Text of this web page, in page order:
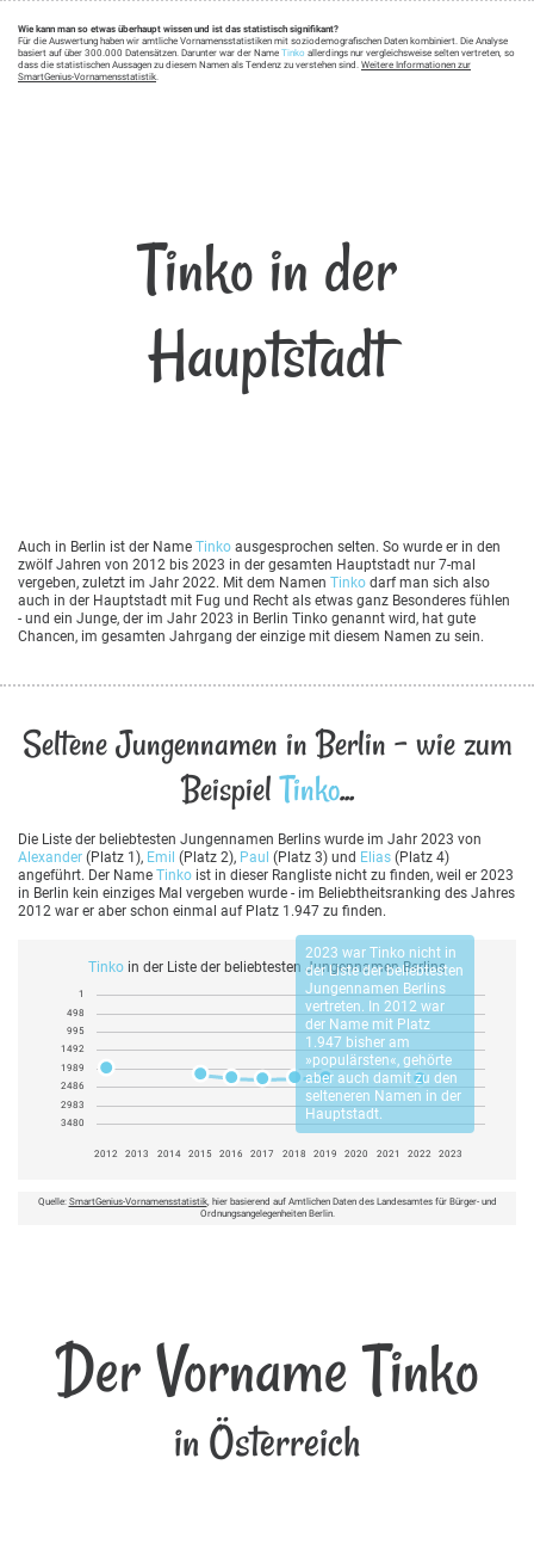
Wie kann man so etwas überhaupt wissen und ist das statistisch signifikant?
Für die Auswertung haben wir amtliche Vornamensstatistiken mit soziodemografischen Daten kombiniert. Die Analyse
basiert auf über 300.000 Datensätzen. Darunter war der Name Tinko allerdings nur vergleichsweise selten vertreten, so
dass die statistischen Aussagen zu diesem Namen als Tendenz zu verstehen sind. Weitere Informationen zur
SmartGenius-Vornamensstatistik.
Tinko in der
Hauptstadt
Auch in Berlin ist der Name Tinko ausgesprochen selten. So wurde er in den
zwölf Jahren von 2012 bis 2023 in der gesamten Hauptstadt nur 7-mal
vergeben, zuletzt im Jahr 2022. Mit dem Namen Tinko darf man sich also
auch in der Hauptstadt mit Fug und Recht als etwas ganz Besonderes fühlen
- und ein Junge, der im Jahr 2023 in Berlin Tinko genannt wird, hat gute
Chancen, im gesamten Jahrgang der einzige mit diesem Namen zu sein.
Seltene Jungennamen in Berlin - wie zum
BeispielTinko...
Die Liste der beliebtesten Jungennamen Berlins wurde im Jahr 2023 von
Alexander (Platz 1), Emil (Platz 2), Paul (Platz 3) und Elias (Platz 4)
angeführt. Der Name Tinko ist in dieser Rangliste nicht zu finden, weil er 2023
in Berlin kein einziges Mal vergeben wurde - im Beliebtheitsranking des Jahres
2012 war er aber schon einmal auf Platz 1.947 zu finden.
Tinko in der Liste der beliebtesten Jungennamen Berlins
2023 war Tinkonicht in
der Liste der beliebtesten
Jungennamen Berlins
vertreten. In 2012 war
der Name mit Platz
1.947 bisher am
»populärsten«, gehörte
aber auch damit zu den
selteneren Namen in der
Hauptstadt.
1
498
995
1492
1989
2486
2983
3480
2012 2013 2014 2015 2016 2017 2018 2019 2020 2021 2022 2023
Quelle: SmartGenius-Vornamensstatistik, hier basierend auf Amtlichen Daten des Landesamtes für Bürger- und
Ordnungsangelegenheiten Berlin.
Der Vorname Tinko
in Österreich